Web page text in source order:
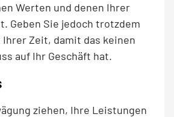
Werten und denen Ihrer
Geben Sie jedoch trotzdem
Zeit, damit das keinen
auf Ihr Geschäft hat.
ziehen, Ihre Leistungen